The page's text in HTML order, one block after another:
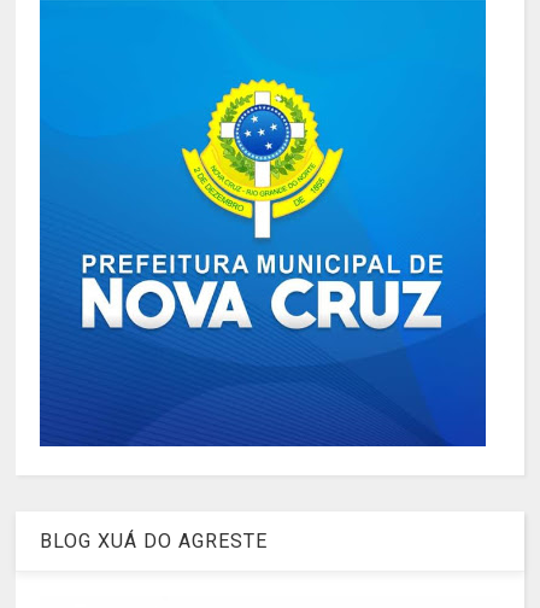
BLOG XUÁ DO AGRESTE